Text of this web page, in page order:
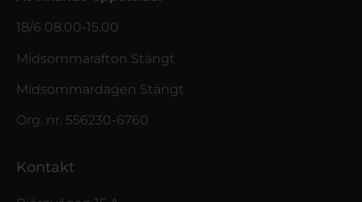
18/6 08.00-15.00
Midsommarafton Stängt
Midsommardagen Stängt
Org. nr. 556230-6760
Kontakt